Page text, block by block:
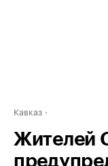
Кавказ
Жителей